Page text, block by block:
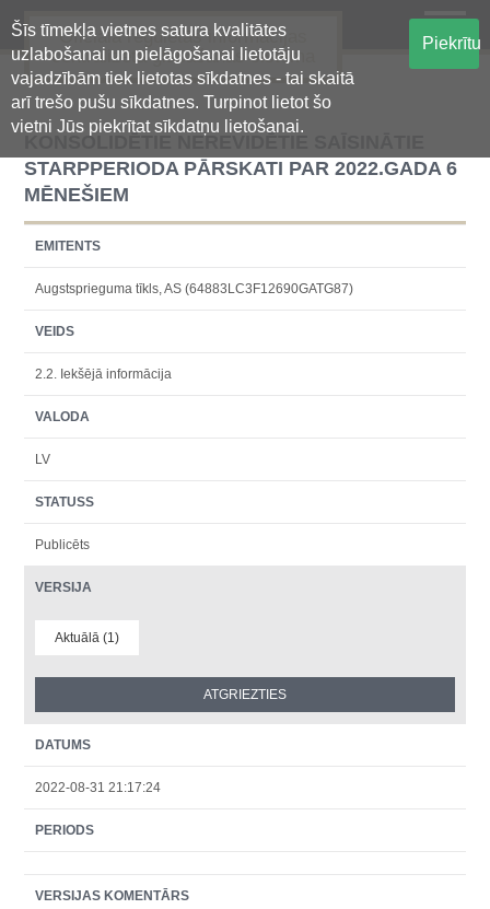
Šīs tīmekļa vietnes satura kvalitātes
uzlabošanai un pielāgošanai lietotāju
vajadzībām tiek lietotas sīkdatnes - tai skaitā
arī trešo pušu sīkdatnes. Turpinot lietot šo
vietni Jūs piekrītat sīkdatņu lietošanai.
Piekrītu
Oficiālā regulētās informācijas
centralizētā glabāšanas sistēma
KONSOLIDĒTIE NEREVIDĒTIE SAĪSINĀTIE
STARPPERIODA PĀRSKATI PAR 2022.GADA 6
MĒNEŠIEM
EMITENTS
Augstsprieguma tīkls, AS (64883LC3F12690GATG87)
VEIDS
2.2. Iekšējā informācija
VALODA
LV
STATUSS
Publicēts
VERSIJA
Aktuālā (1)
DATUMS
2022-08-31 21:17:24
PERIODS
VERSIJAS KOMENTĀRS